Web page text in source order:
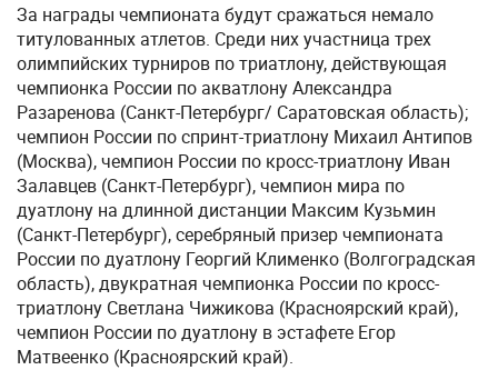
За награды чемпионата будут сражаться немало
титулованных атлетов. Среди них участница трех
олимпийских турниров по триатлону, действующая
чемпионка России по акватлону Александра
Разаренова (Санкт-Петербург/ Саратовская область);
чемпион России по спринт-триатлону Михаил Антипов
(Москва), чемпион России по кросс-триатлону Иван
Залавцев (Санкт-Петербург), чемпион мира по
дуатлону на длинной дистанции Максим Кузьмин
(Санкт-Петербург), серебряный призер чемпионата
России по дуатлону Георгий Клименко (Волгоградская
область), двукратная чемпионка России по кросс-
триатлону Светлана Чижикова (Красноярский край),
чемпион России по дуатлону в эстафете Егор
Матвеенко (Красноярский край).